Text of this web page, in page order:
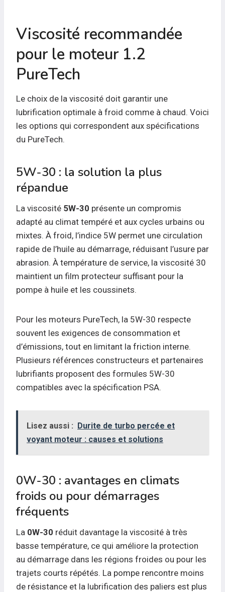
Viscosité recommandée
pour le moteur 1.2
PureTech
Le choix de la viscosité doit garantir une
lubrification optimale à froid comme à chaud. Voici
les options qui correspondent aux spécifications
du PureTech.
5W-30 : la solution la plus
répandue
La viscosité 5W-30 présente un compromis
adapté au climat tempéré et aux cycles urbains ou
mixtes. À froid, l’indice 5W permet une circulation
rapide de l’huile au démarrage, réduisant l’usure par
abrasion. À température de service, la viscosité 30
maintient un film protecteur suffisant pour la
pompe à huile et les coussinets.
Pour les moteurs PureTech, la 5W-30 respecte
souvent les exigences de consommation et
d’émissions, tout en limitant la friction interne.
Plusieurs références constructeurs et partenaires
lubrifiants proposent des formules 5W-30
compatibles avec la spécification PSA.
Lisez aussi : Durite de turbo percée et
voyant moteur : causes et solutions
0W-30 : avantages en climats
froids ou pour démarrages
fréquents
La 0W-30 réduit davantage la viscosité à très
basse température, ce qui améliore la protection
au démarrage dans les régions froides ou pour les
trajets courts répétés. La pompe rencontre moins
de résistance et la lubrification des paliers est plus